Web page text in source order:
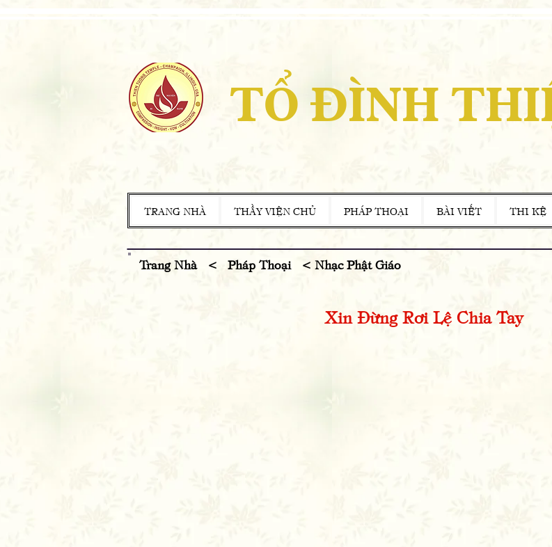
TỔ ĐÌNH
TRANG NHÀ THẦY VIỆN CHỦ PHÁP THOẠI BÀI VIẾT THI KỆ
Trang Nhà < Pháp Thoại < Nhạc Phật Giáo
Xin Đừng Rơi Lệ Chia Tay